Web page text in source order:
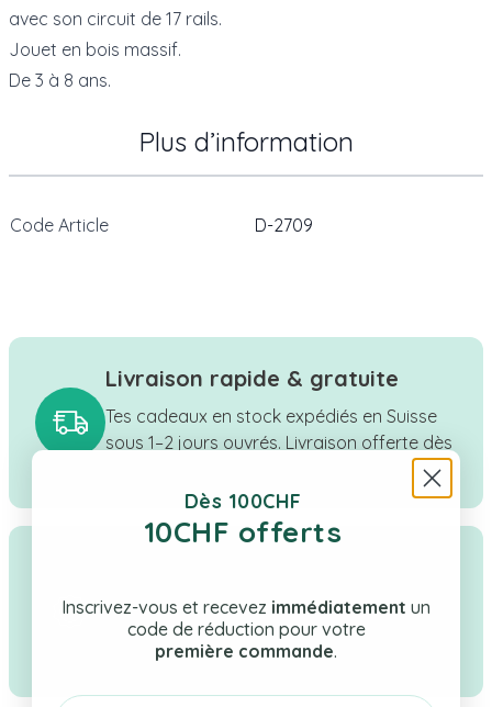
avec son circuit de 17 rails.
Jouet en bois massif.
De 3 à 8 ans.
Plus d’information
Code Article D-2709
Livraison rapide & gratuite
Tes cadeaux en stock expédiés en Suisse
sous 1–2 jours ouvrés. Livraison offerte dès
Boutique suisse à taille humaine, une
sélection rigoureuse de cadeaux pour
bébé, enfant & maman.
Dès 100CHF
10CHF offerts
Inscrivez-vous et recevez immédiatement un
code de réduction pour votre
première commande.